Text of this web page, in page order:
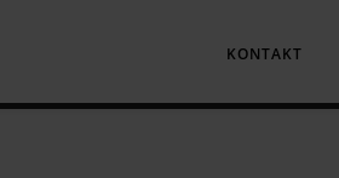
KONTAKT